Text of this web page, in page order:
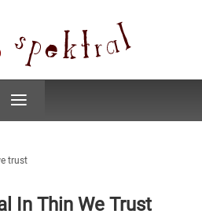
≡
trust
In Thin We Trust